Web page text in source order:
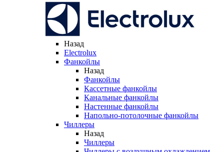
Назад
Electrolux
Фанкойлы
Назад
Фанкойлы
Кассетные фанкойлы
Канальные фанкойлы
Настенные фанкойлы
Напольно-потолочные фанкойлы
Чиллеры
Назад
Чиллеры